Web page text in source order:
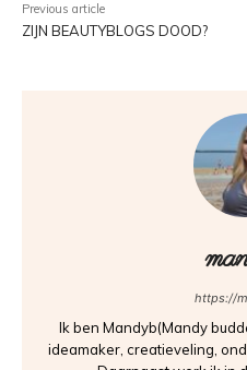
Previous article
ZIJN BEAUTYBLOGS DOOD?
https://
Ik ben Mandyb(Mandy
ideamaker, creatieveling,